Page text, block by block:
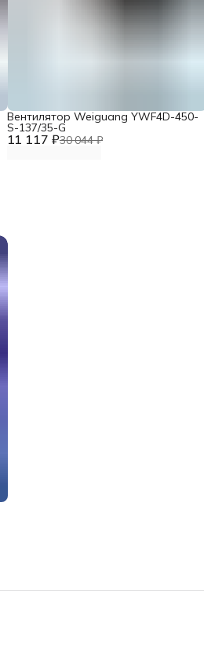
11 117 ₽30 044 ₽
Вентилятор Weiguang YWF4D-450-
S-137/35-G